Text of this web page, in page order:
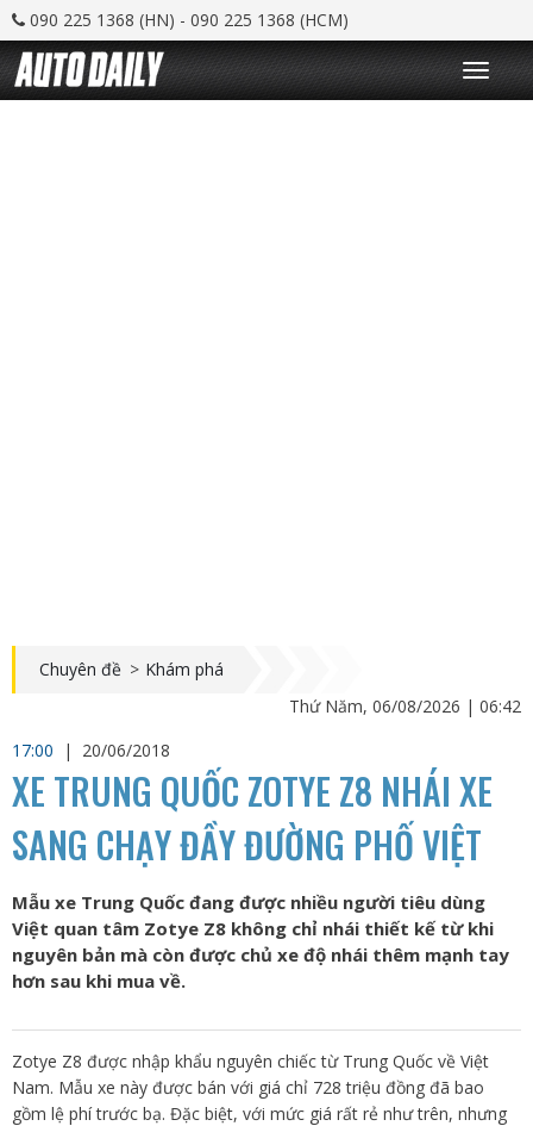
090 225 1368 (HN) - 090 225 1368 (HCM)
T
o
g
Chuyên đề > Khám phá
Thứ Năm, 06/08/2026 | 06:42
17:00
| 20/06/2018
XE TRUNG QUỐC ZOTYE Z8 NHÁI XE
SANG CHẠY ĐẦY ĐƯỜNG PHỐ VIỆT
Mẫu xe Trung Quốc đang được nhiều người tiêu dùng
Việt quan tâm Zotye Z8 không chỉ nhái thiết kế từ khi
nguyên bản mà còn được chủ xe độ nhái thêm mạnh tay
hơn sau khi mua về.
Zotye Z8 được nhập khẩu nguyên chiếc từ Trung Quốc về Việt
Nam. Mẫu xe này được bán với giá chỉ 728 triệu đồng đã bao
gồm lệ phí trước bạ. Đặc biệt, với mức giá rất rẻ như trên, nhưng